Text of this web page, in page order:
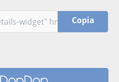
Copia